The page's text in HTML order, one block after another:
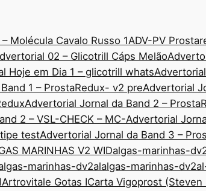
Molécula Cavalo Russo 1ADV-PV
02 – Glicotrill Cáps Melão
Hoje em Dia 1 – glicotrill whats
1 – ProstaRedux- v2 preAdvertorial
Advertorial Jornal da Band 2 –
2 – VSL-CHECK – MC-Advertorial
testAdvertorial Jornal da Band 3 –
MARINHAS V2 WIDalgas-marinhas-
marinhas-dv2alalgas-marinhas-
Artrovitale Gotas ICarta Vigoprost (Steven